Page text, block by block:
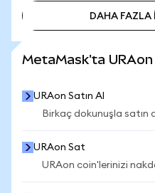
DAHA FAZLA
MetaMask'ta URAon
URAon Satın Al
Birkaç dokunuşla satın
URAon Sat
URAon coin'lerinizi